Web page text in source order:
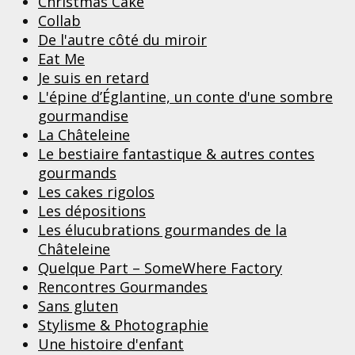
Collab
De l'autre côté du miroir
Eat Me
Je suis en retard
L'épine d’Églantine, un conte d'une sombre
gourmandise
La Châteleine
Le bestiaire fantastique & autres contes
gourmands
Les cakes rigolos
Les dépositions
Les élucubrations gourmandes de la
Châteleine
Quelque Part – SomeWhere Factory
Rencontres Gourmandes
Sans gluten
Stylisme & Photographie
Une histoire d'enfant